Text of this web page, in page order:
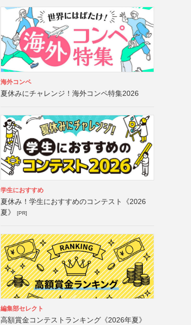
海外コンペ
夏休みにチャレンジ！海外コンペ特集2026
学生におすすめ
夏休み！学生におすすめのコンテスト《2026
夏》
[PR]
編集部セレクト
高額賞金コンテストランキング《2026年夏》